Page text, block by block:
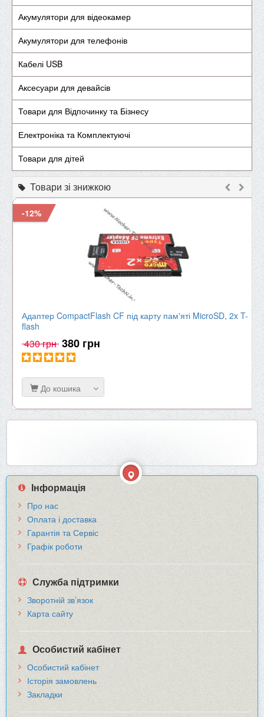
Акумулятори для відеокамер
Акумулятори для телефонів
Кабелі USB
Аксесуари для девайсів
Товари для Відпочинку та Бізнесу
Електроніка та Комплектуючі
Товари для дітей
Товари зі знижкою
-12%
Адаптер CompactFlash CF під карту пам'яті MicroSD, 2x T-
flash
430 грн 380 грн
До кошика
Інформація
Про нас
Оплата і доставка
Гарантія та Сервіс
Графік роботи
Служба підтримки
Зворотній зв’язок
Карта сайту
Особистий кабінет
Особистий кабінет
Історія замовлень
Закладки